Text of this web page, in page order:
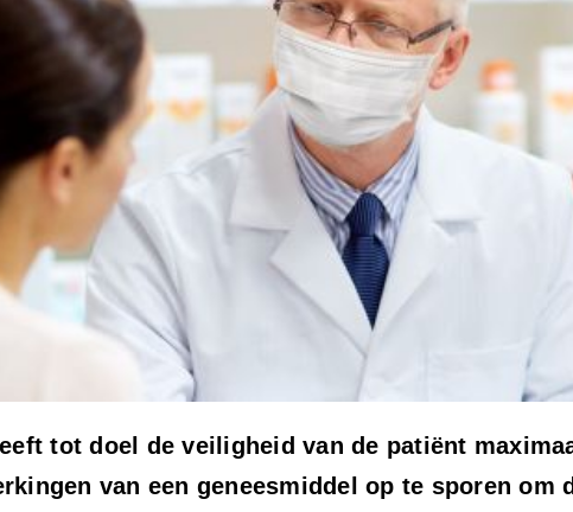
tot doel de veiligheid van de patiënt
van een geneesmiddel op te sporen om